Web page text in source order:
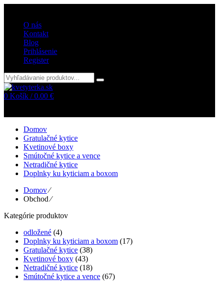
O nás
Kontakt
Blog
Prihlásenie
Register
0 Košík /0.00 €
Domov
Gratulačné kytice
Kvetinové boxy
Smútočné kytice a vence
Netradičné kytice
Doplnky ku kyticiam a boxom
Domov⁄
Obchod⁄
Kategórie produktov
odložené (4)
Doplnky ku kyticiam a boxom (17)
Gratulačné kytice (38)
Kvetinové boxy (43)
Netradičné kytice (18)
Smútočné kytice a vence (67)